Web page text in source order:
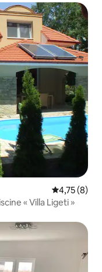
Évaluation
4,75 (8)
« Villa Ligeti »